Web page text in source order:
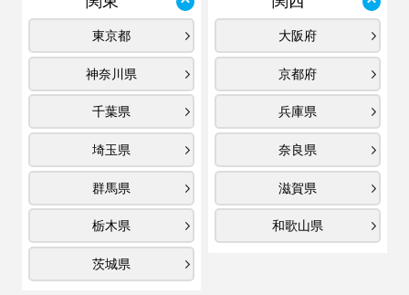
東京都
神奈川県
千葉県
埼玉県
群馬県
栃木県
茨城県
大阪府
京都府
兵庫県
奈良県
滋賀県
和歌山県